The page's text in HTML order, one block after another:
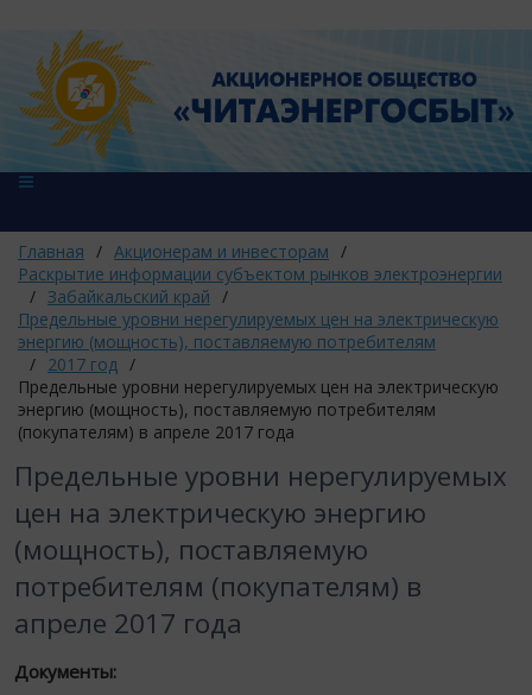
Главная / Акционерам и инвесторам /
Раскрытие информации субъектом рынков электроэнергии
/ Забайкальский край /
Предельные уровни нерегулируемых цен на электрическую
энергию (мощность), поставляемую потребителям
/ 2017 год /
Предельные уровни нерегулируемых цен на электрическую
энергию (мощность), поставляемую потребителям
(покупателям) в апреле 2017 года
Предельные уровни нерегулируемых
цен на электрическую энергию
(мощность), поставляемую
потребителям (покупателям) в
апреле 2017 года
Документы: